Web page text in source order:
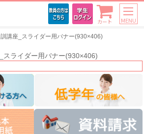
カート MENU
講座_スライダー用バナー(930×406)
スライダー用バナー(930×406)